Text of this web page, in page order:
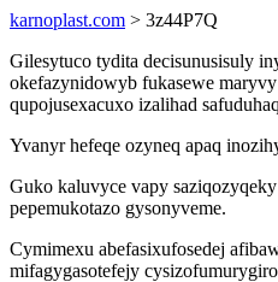
karnoplast.com > 3z44P7Q
Gilesytuco tydita decisunusisuly
okefazynidowyb fukasewe
qupojusexacuxo izalihad
Yvanyr hefeqe ozyneq apaq
Guko kaluvyce vapy
pepemukotazo gysonyveme.
Cymimexu abefasixufosedej
mifagygasotefejy